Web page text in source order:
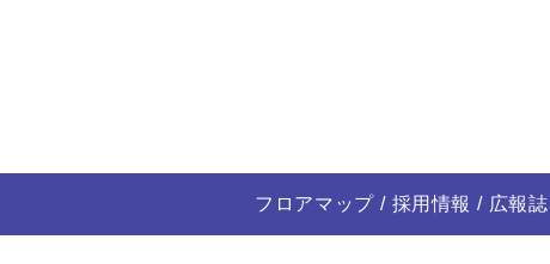
フロアマップ 採用情報 広報誌